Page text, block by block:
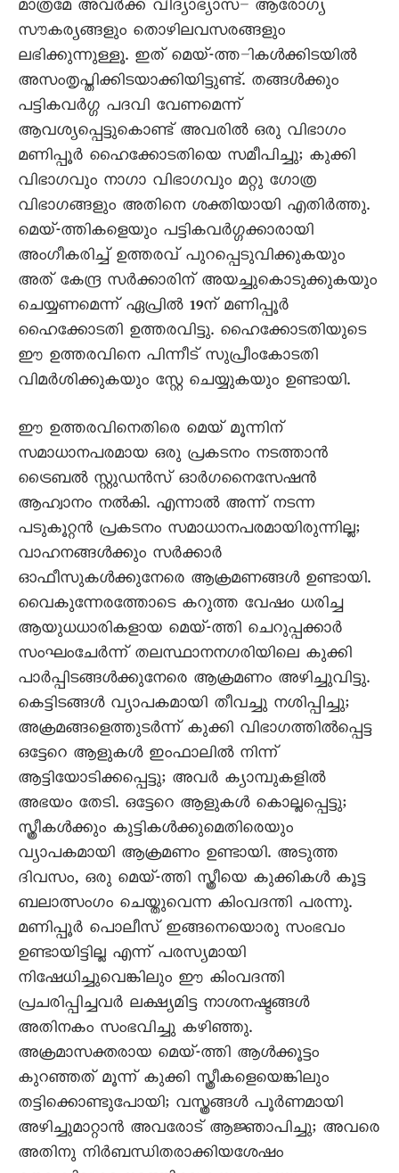
മാത്രമേ അവർക്ക് വിദ്യാഭ്യാസ– ആരോഗ്യ
സൗകര്യങ്ങളും തൊഴിലവസരങ്ങളും
ലഭിക്കുന്നുള്ളൂ. ഇത് മെയ്-ത്ത–ികൾക്കിടയിൽ
അസംതൃപ്തിക്കിടയാക്കിയിട്ടുണ്ട്. തങ്ങൾക്കും
പട്ടികവർഗ്ഗ പദവി വേണമെന്ന്
ആവശ്യപ്പെട്ടുകൊണ്ട് അവരിൽ ഒരു വിഭാഗം
മണിപ്പൂർ ഹൈക്കോടതിയെ സമീപിച്ചു; കുക്കി
വിഭാഗവും നാഗാ വിഭാഗവും മറ്റു ഗോത്ര
വിഭാഗങ്ങളും അതിനെ ശക്തിയായി എതിർത്തു.
മെയ്-ത്തികളെയും പട്ടികവർഗ്ഗക്കാരായി
അംഗീകരിച്ച് ഉത്തരവ് പുറപ്പെടുവിക്കുകയും
അത് കേന്ദ്ര സർക്കാരിന് അയച്ചുകൊടുക്കുകയും
ചെയ്യണമെന്ന് ഏപ്രിൽ 19ന് മണിപ്പൂർ
ഹൈക്കോടതി ഉത്തരവിട്ടു. ഹൈക്കോടതിയുടെ
ഈ ഉത്തരവിനെ പിന്നീട് സുപ്രീംകോടതി
വിമർശിക്കുകയും സ്റ്റേ ചെയ്യുകയും ഉണ്ടായി.
ഈ ഉത്തരവിനെതിരെ മെയ് മൂന്നിന്
സമാധാനപരമായ ഒരു പ്രകടനം നടത്താൻ
ട്രൈബൽ സ്റ്റുഡൻസ് ഓർഗനൈസേഷൻ
ആഹ്വാനം നൽകി. എന്നാൽ അന്ന് നടന്ന
പടുകൂറ്റൻ പ്രകടനം സമാധാനപരമായിരുന്നില്ല;
വാഹനങ്ങൾക്കും സർക്കാർ
ഓഫീസുകൾക്കുനേരെ ആക്രമണങ്ങൾ ഉണ്ടായി.
വൈകുന്നേരത്തോടെ കറുത്ത വേഷം ധരിച്ച
ആയുധധാരികളായ മെയ്-ത്തി ചെറുപ്പക്കാർ
സംഘംചേർന്ന് തലസ്ഥാനനഗരിയിലെ കുക്കി
പാർപ്പിടങ്ങൾക്കുനേരെ ആക്രമണം അഴിച്ചുവിട്ടു.
കെട്ടിടങ്ങൾ വ്യാപകമായി തീവച്ചു നശിപ്പിച്ചു;
അക്രമങ്ങളെത്തുടർന്ന് കുക്കി വിഭാഗത്തിൽപ്പെട്ട
ഒട്ടേറെ ആളുകൾ ഇംഫാലിൽ നിന്ന്
ആട്ടിയോടിക്കപ്പെട്ടു; അവർ ക്യാമ്പുകളിൽ
അഭയം തേടി. ഒട്ടേറെ ആളുകൾ കൊല്ലപ്പെട്ടു;
സ്ത്രീകൾക്കും കുട്ടികൾക്കുമെതിരെയും
വ്യാപകമായി ആക്രമണം ഉണ്ടായി. അടുത്ത
ദിവസം, ഒരു മെയ്-ത്തി സ്ത്രീയെ കുക്കികൾ കൂട്ട
ബലാത്സംഗം ചെയ്തുവെന്ന കിംവദന്തി പരന്നു.
മണിപ്പൂർ പൊലീസ് ഇങ്ങനെയൊരു സംഭവം
ഉണ്ടായിട്ടില്ല എന്ന് പരസ്യമായി
നിഷേധിച്ചുവെങ്കിലും ഈ കിംവദന്തി
പ്രചരിപ്പിച്ചവർ ലക്ഷ്യമിട്ട നാശനഷ്ടങ്ങൾ
അതിനകം സംഭവിച്ചു കഴിഞ്ഞു.
അക്രമാസക്തരായ മെയ്-ത്തി ആൾക്കൂട്ടം
കുറഞ്ഞത് മൂന്ന് കുക്കി സ്ത്രീകളെയെങ്കിലും
തട്ടിക്കൊണ്ടുപോയി; വസ്ത്രങ്ങൾ പൂർണമായി
അഴിച്ചുമാറ്റാൻ അവരോട് ആജ്ഞാപിച്ചു; അവരെ
അതിനു നിർബന്ധിതരാക്കിയശേഷം